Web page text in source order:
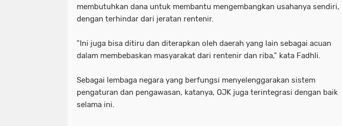
membutuhkan dana untuk membantu mengembangkan usahanya sendiri,
dengan terhindar dari jeratan rentenir.
"Ini juga bisa ditiru dan diterapkan oleh daerah yang lain sebagai acuan
dalam membebaskan masyarakat dari rentenir dan riba," kata Fadhli.
Sebagai lembaga negara yang berfungsi menyelenggarakan sistem
pengaturan dan pengawasan, katanya, OJK juga terintegrasi dengan baik
selama ini.